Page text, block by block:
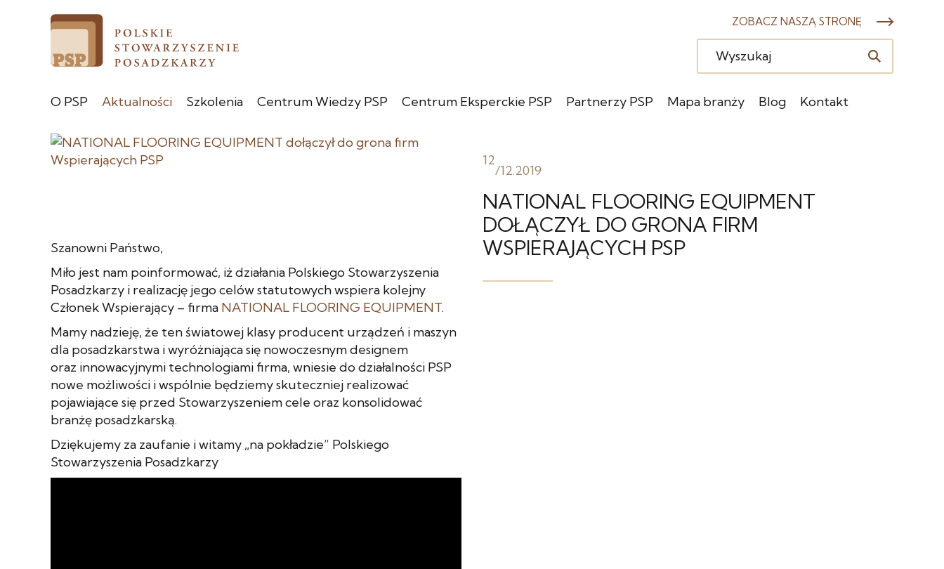
ZOBACZ NASZĄ STRONĘ
O PSP Aktualności Szkolenia Centrum Wiedzy PSP Centrum Eksperckie PSP Partnerzy PSP Mapa branży Blog Kontakt
12
/12.2019
NATIONAL FLOORING EQUIPMENT
DOŁĄCZYŁ DO GRONA FIRM
WSPIERAJĄCYCH PSP
Szanowni Państwo,
Miło jest nam poinformować, iż działania Polskiego Stowarzyszenia
Posadzkarzy i realizację jego celów statutowych wspiera kolejny
Członek Wspierający – firma NATIONAL FLOORING EQUIPMENT.
Mamy nadzieję, że ten światowej klasy producent urządzeń i maszyn
dla posadzkarstwa i wyróżniająca się nowoczesnym designem
oraz innowacyjnymi technologiami firma, wniesie do działalności PSP
nowe możliwości i wspólnie będziemy skuteczniej realizować
pojawiające się przed Stowarzyszeniem cele oraz konsolidować
branżę posadzkarską.
Dziękujemy za zaufanie i witamy „na pokładzie” Polskiego
Stowarzyszenia Posadzkarzy